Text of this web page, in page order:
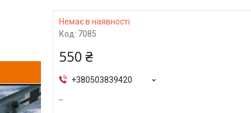
Немає в наявності
Код: 7085
550 ₴
+380503839420